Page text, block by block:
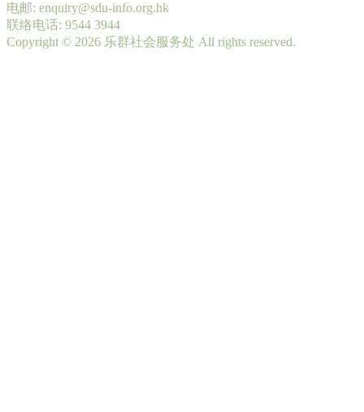
电邮: enquiry@sdu-info.org.hk
联络电话: 9544 3944
Copyright © 2026 乐群社会服务处 All rights reserved.